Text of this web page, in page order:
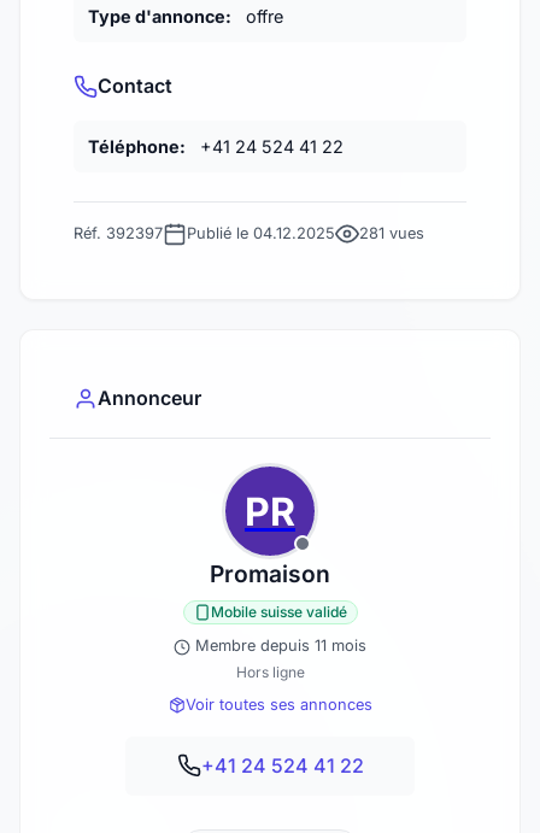
Type d'annonce: offre
Contact
Téléphone: +41 24 524 41 22
Réf. 392397 Publié le 04.12.2025 281 vues
Annonceur
PR
Promaison
Mobile suisse validé
Membre depuis 11 mois
Hors ligne
Voir toutes ses annonces
+41 24 524 41 22